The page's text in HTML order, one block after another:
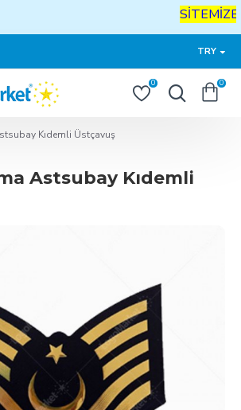
SİTEMİZE
TRY
0 0
Kıdemli Üstçavuş
Astsubay Kıdemli